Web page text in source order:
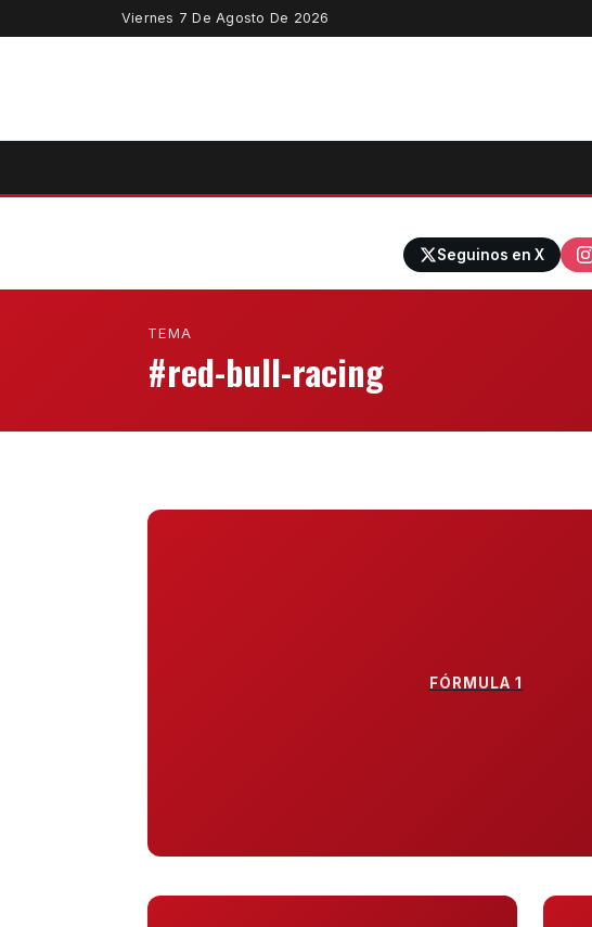
Viernes 7 De Agosto De 2026
Seguinos en X
TEMA
#red-bull-racing
FÓRMULA 1